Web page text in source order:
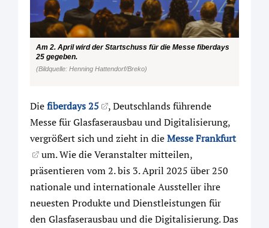
Am 2. April wird der Startschuss für die Messe fiberdays
25 gegeben.
(Bildquelle: Henning Hattendorf/Breko)
Diefiberdays 25
, Deutschlands führende
Messe für Glasfaserausbau und Digitalisierung,
vergrößert sich und zieht in dieMesse Frankfurt
um. Wie die Veranstalter mitteilen,
präsentieren vom 2. bis 3. April 2025 über 250
nationale und internationale Aussteller ihre
neuesten Produkte und Dienstleistungen für
den Glasfaserausbau und die Digitalisierung. Das